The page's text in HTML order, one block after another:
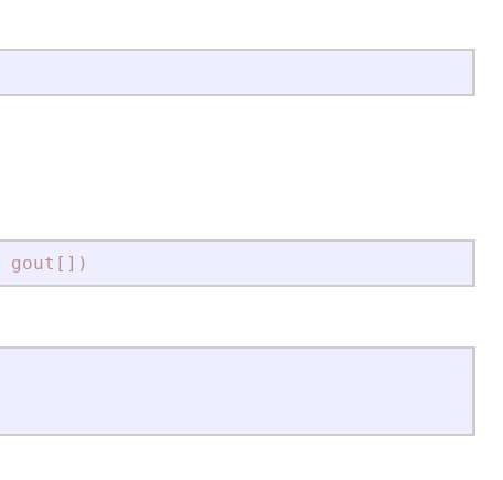
gout[])